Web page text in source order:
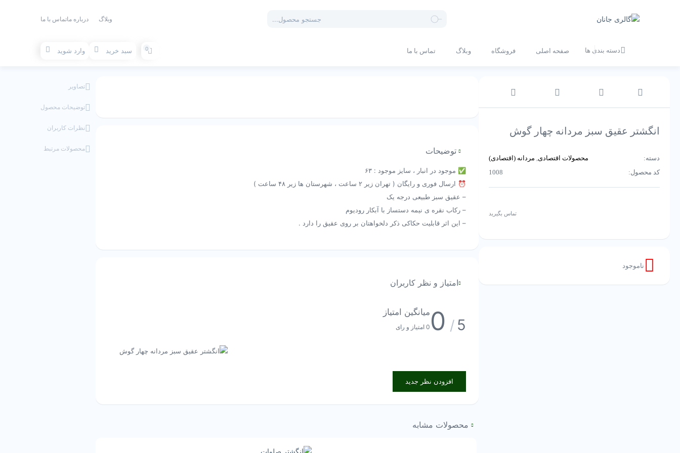
search
وبلاگ درباره ماتماس با ما
دسته بندی ها صفحه اصلی فروشگاه وبلاگ تماس با ما 0 سبد خرید وارد شوید
انگشتر عقیق سبز مردانه چهار گوش
دسته: محصولات اقتصادی, مردانه (اقتصادی)
کد محصول:
1008
تماس بگیرید
ناموجود
توضیحات
✅ موجود در انبار ، سایز موجود : ۶۳
⏰ ارسال فوری و رایگان ( تهران زیر ۲ ساعت ، شهرستان ها زیر ۴۸ ساعت )
– عقیق سبز طبیعی درجه یک
– رکاب نقره ی نیمه دستساز با آبکار رودیوم
– این اثر قابلیت حکاکی ذکر دلخواهتان بر روی عقیق را دارد .
امتیاز و نظر کاربران
5
/
0 میانگین امتیاز
0 امتیاز و رای
افزودن نظر جدید
محصولات مشابه
تصاویر
توضیحات محصول
نظرات کاربران
محصولات مرتبط